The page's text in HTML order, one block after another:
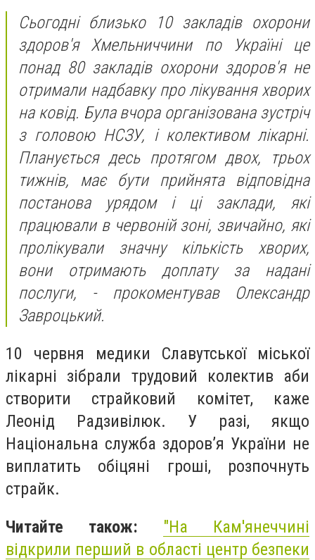
Сьогодні близько 10 закладів охорони
здоров'я Хмельниччини по Україні це
понад 80 закладів охорони здоров'я не
отримали надбавку про лікування хворих
на ковід. Була вчора організована зустріч
з головою НСЗУ, і колективом лікарні.
Планується десь протягом двох, трьох
тижнів, має бути прийнята відповідна
постанова урядом і ці заклади, які
працювали в червоній зоні, звичайно, які
пролікували значну кількість хворих,
вони отримають доплату за надані
послуги, - прокоментував Олександр
Завроцький.
10 червня медики Славутської міської
лікарні зібрали трудовий колектив аби
створити страйковий комітет, каже
Леонід Радзивілюк. У разі, якщо
Національна служба здоров’я України не
виплатить обіцяні гроші, розпочнуть
страйк.
Читайте також: "На Кам'янеччині
відкрили перший в області центр безпеки